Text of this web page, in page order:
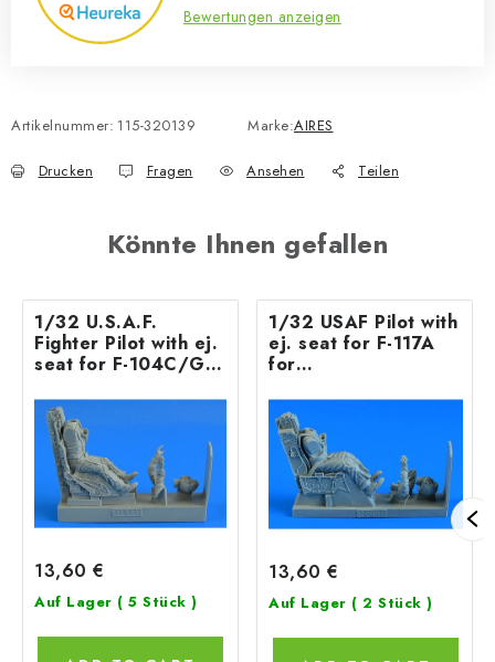
Bewertungen anzeigen
Artikelnummer: 115-320139 Marke:AIRES
Drucken Fragen Ansehen Teilen
Könnte Ihnen gefallen
1/32 U.S.A.F.
Fighter Pilot with ej.
seat for F-104C/G
seat) for ITALERI kit
13,60 €
Auf Lager ( 5 Stück )
1/32 USAF Pilot with
ej. seat for F-117A
for
kit
13,60 €
Auf Lager ( 2 Stück )